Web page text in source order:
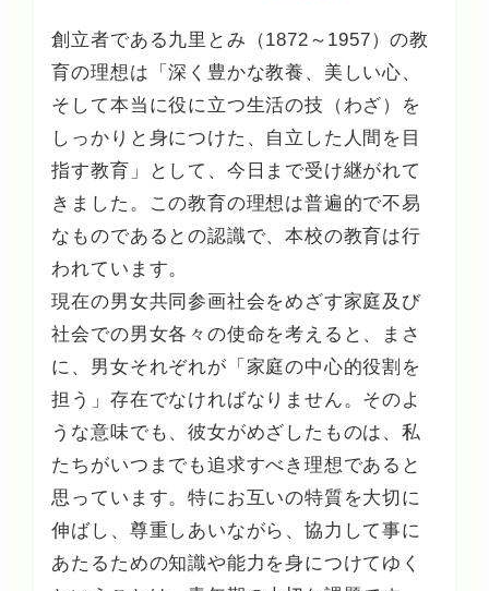
創立者である九里とみ（1872～1957）の教
育の理想は「深く豊かな教養、美しい心、
そして本当に役に立つ生活の技（わざ）を
しっかりと身につけた、自立した人間を目
指す教育」として、今日まで受け継がれて
きました。この教育の理想は普遍的で不易
なものであるとの認識で、本校の教育は行
われています。
現在の男女共同参画社会をめざす家庭及び
社会での男女各々の使命を考えると、まさ
に、男女それぞれが「家庭の中心的役割を
担う」存在でなければなりません。そのよ
うな意味でも、彼女がめざしたものは、私
たちがいつまでも追求すべき理想であると
思っています。特にお互いの特質を大切に
伸ばし、尊重しあいながら、協力して事に
あたるための知識や能力を身につけてゆく